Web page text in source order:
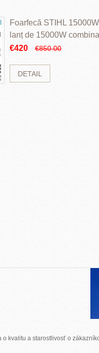
Foarfecă STIHL
lanț de 15000W
perii și baterie cu li
€420 €850.00
DETAIL
kvalitu a starostlivosť o